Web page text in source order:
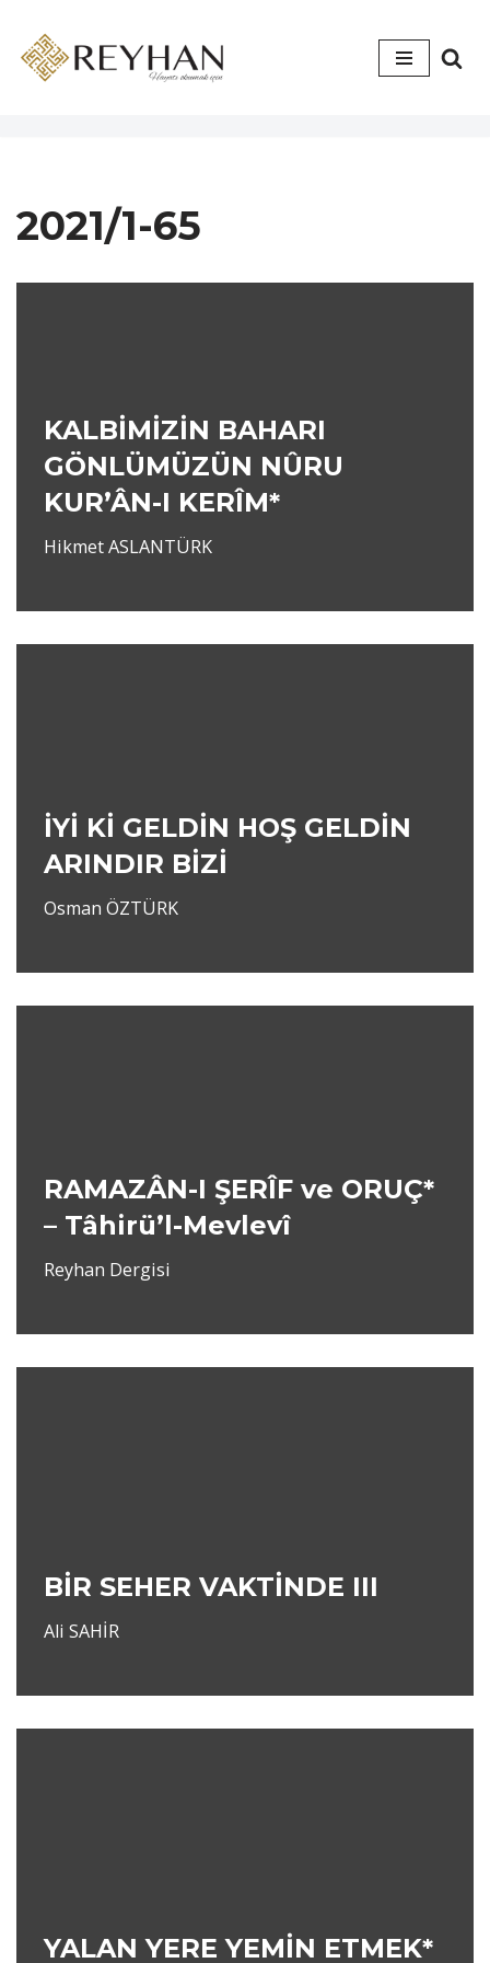
İçeriğe
2021/1-65
KALBİMİZİN BAHARI
GÖNLÜMÜZÜN NÛRU
KUR’ÂN-I KERÎM*
Hikmet ASLANTÜRK
İYİ Kİ GELDİN HOŞ GELDİN
ARINDIR BİZİ
Osman ÖZTÜRK
RAMAZÂN-I ŞERÎF ve ORUÇ*
– Tâhirü’l-Mevlevî
Reyhan Dergisi
BİR SEHER VAKTİNDE III
Ali SAHİR
YALAN YERE YEMİN ETMEK*